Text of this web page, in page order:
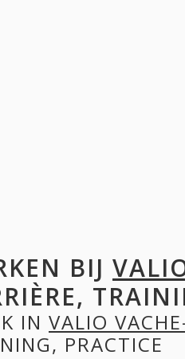
BIJ
IN VALIO
PRACTICE